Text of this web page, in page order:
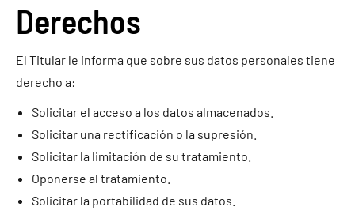
Derechos
El Titular le informa que sobre sus datos personales tiene
derecho a:
Solicitar el acceso a los datos almacenados.
Solicitar una rectificación o la supresión.
Solicitar la limitación de su tratamiento.
Oponerse al tratamiento.
Solicitar la portabilidad de sus datos.